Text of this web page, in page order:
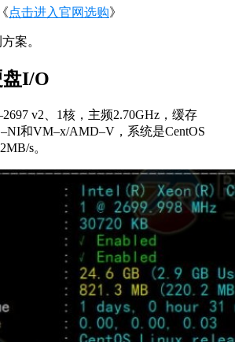
《点击进入官网选购》
案。
盘I/O
v2、1核，主频2.70GHz，缓存
和VM–x/AMD–V，系统是CentOS
s。